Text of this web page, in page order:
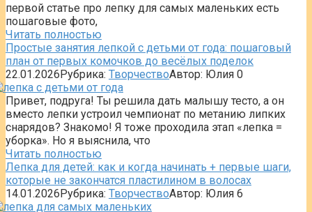
первой статье про лепку для самых маленьких есть
пошаговые фото,
Читать полностью
Простые занятия лепкой с детьми от года: пошаговый
план от первых комочков до весёлых поделок
22.01.2026Рубрика: ТворчествоАвтор: Юлия 0
Привет, подруга! Ты решила дать малышу тесто, а он
вместо лепки устроил чемпионат по метанию липких
снарядов? Знакомо! Я тоже проходила этап «лепка =
уборка». Но я выяснила, что
Читать полностью
Лепка для детей: как и когда начинать + первые шаги,
которые не закончатся пластилином в волосах
14.01.2026Рубрика: ТворчествоАвтор: Юлия 6